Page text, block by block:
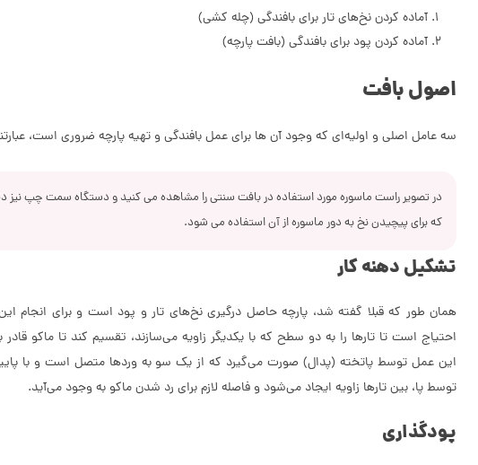
آماده کردن نخ‌های تار برای بافندگی (چله کشی)
آماده کردن پود برای بافندگی (بافت پارچه)
اصول بافت
سه عامل اصلی و اولیه‌ای که وجود آن ها برای عمل بافندگی و تهیه پارچه ضروری است،
در تصویر راست ماسوره مورد استفاده در بافت سنتی را مشاهده می کنید و دستگاه سمت چپ نیز
که برای پیچیدن نخ به دور ماسوره از آن استفاده می شود.
تشکیل دهنه کار
همان طور که قبلا گفته شد، پارچه حاصل درگیری نخ‌های تار و پود است و برای انجام
احتیاج است تا تارها را به دو سطح که با یکدیگر زاویه می‌سازند، تقسیم کند تا ماکو
این عمل توسط پاتخته (پدال) صورت می‌گیرد که از یک سو به وردها متصل است و با
توسط پا، بین تارها زاویه ایجاد می‌شود و فاصله لازم برای رد شدن ماکو به وجود می‌آید.
پودگذاری